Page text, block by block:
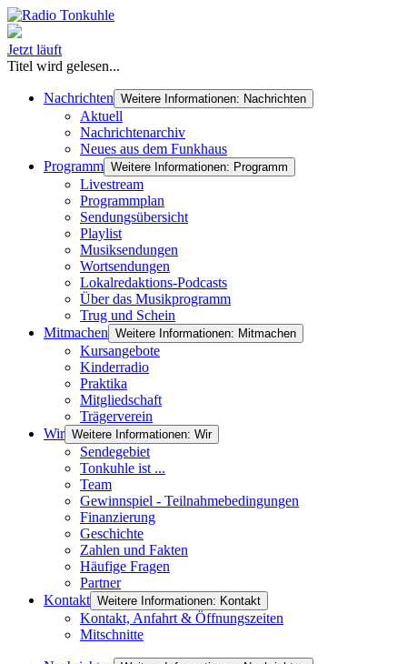
Jetzt läuft
Titel wird gelesen...
Nachrichten Weitere Informationen: Nachrichten
Aktuell
Nachrichtenarchiv
Neues aus dem Funkhaus
Programm Weitere Informationen: Programm
Livestream
Programmplan
Sendungsübersicht
Playlist
Musiksendungen
Wortsendungen
Lokalredaktions-Podcasts
Über das Musikprogramm
Trug und Schein
Mitmachen Weitere Informationen: Mitmachen
Kursangebote
Kinderradio
Praktika
Mitgliedschaft
Trägerverein
Wir Weitere Informationen: Wir
Sendegebiet
Tonkuhle ist ...
Team
Gewinnspiel - Teilnahmebedingungen
Finanzierung
Geschichte
Zahlen und Fakten
Häufige Fragen
Partner
Kontakt Weitere Informationen: Kontakt
Kontakt, Anfahrt & Öffnungszeiten
Mitschnitte